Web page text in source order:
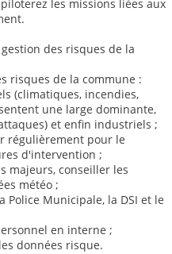
les missions liées aux
des risques de la
risques de la commune :
(climatiques, incendies,
une large dominante,
et enfin industriels ;
régulièrement pour le
d'intervention ;
majeurs, conseiller les
météo ;
Police Municipale, la DSI et le
en interne ;
données risque.